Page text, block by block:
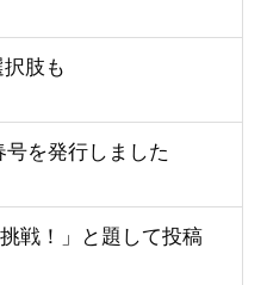
肢も
を発行しました
戦！」と題して投稿